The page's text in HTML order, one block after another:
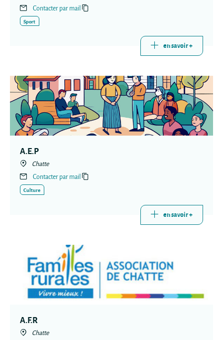
Contacter par mail
Sport
en savoir +
A.E.P
Chatte
Contacter par mail
Culture
en savoir +
A.F.R
Chatte